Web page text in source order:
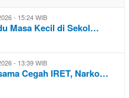
- 15:24 WIB
Masa Kecil di Sekol…
- 13:39 WIB
Cegah IRET, Narko…